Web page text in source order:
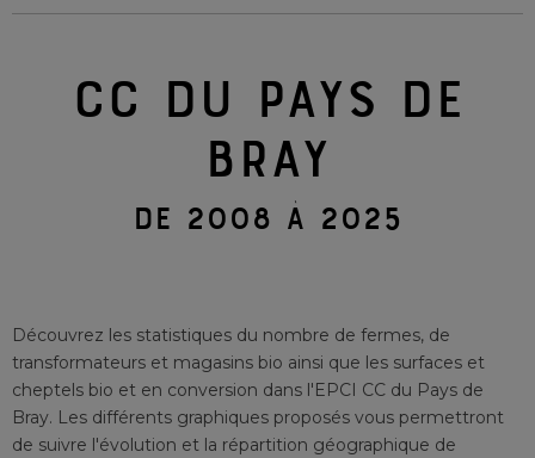
CC DU PAYS DE
BRAY
DE 2008 À 2025
Découvrez les statistiques du nombre de fermes, de
transformateurs et magasins bio ainsi que les surfaces et
cheptels bio et en conversion dans l'EPCI CC du Pays de
Bray. Les différents graphiques proposés vous permettront
de suivre l'évolution et la répartition géographique de